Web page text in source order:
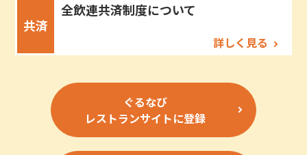
共済
全飲連共済制度について
詳しく見る
ぐるなび
レストランサイトに登録